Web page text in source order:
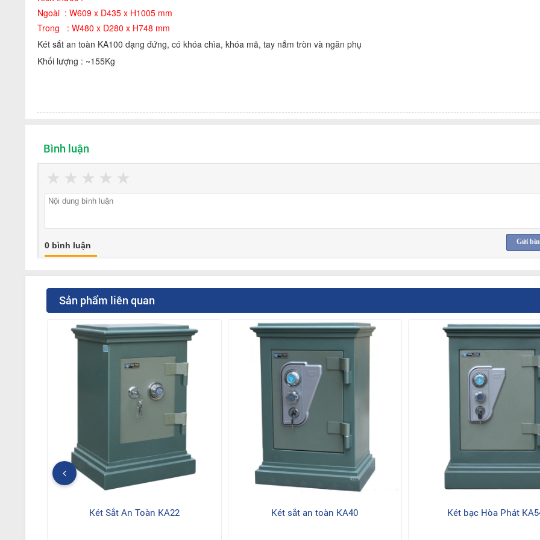
Ngoài : W609 x D435 x H1005 mm
Trong : W480 x D280 x H748 mm
Két sắt an toàn KA100 dạng đứng, có khóa chìa, khóa mã, tay nắm tròn và ngăn phụ
Khối lượng : ~155Kg
Bình luận
★
★
★
★
★
Gửi
0 bình luận
Sản phẩm liên quan
Két Sắt An Toàn KA22 Két sắt an toàn KA40 Két bạc Hòa Phát